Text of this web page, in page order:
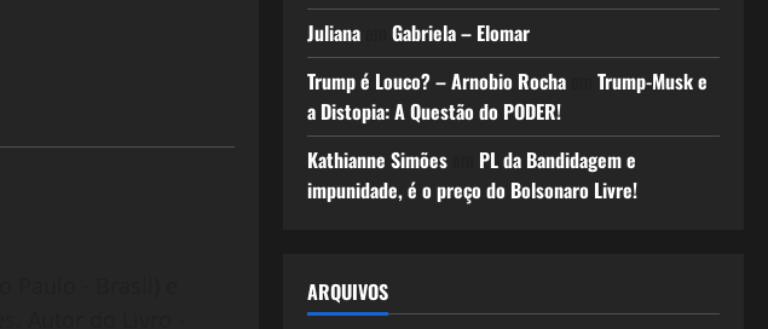
Julianaem Gabriela – Elomar
Trump é Louco? – Arnobio Rochaem Trump-Musk e
a Distopia: A Questão do PODER!
Kathianne Simõesem PL da Bandidagem e
impunidade, é o preço do Bolsonaro Livre!
ARQUIVOS